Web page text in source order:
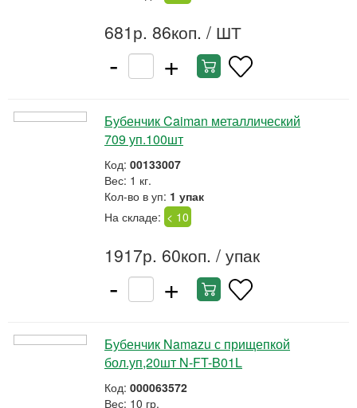
681р. 86коп. / ШТ
- +
Бубенчик Caiman металлический
709 уп.100шт
Код: 00133007
Вес: 1 кг.
Кол-во в уп: 1 упак
На складе: < 10
1917р. 60коп. / упак
- +
Бубенчик Namazu с прищепкой
бол.уп,20шт N-FT-B01L
Код: 000063572
Вес: 10 гр.